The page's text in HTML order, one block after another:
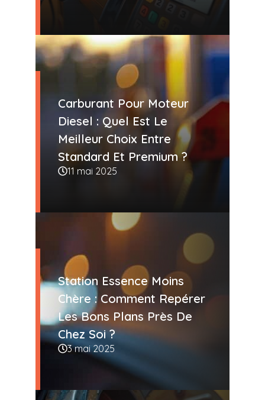
Carburant Pour Moteur
Diesel : Quel Est Le
Meilleur Choix Entre
Standard Et Premium ?
11 mai 2025
Station Essence Moins
Chère : Comment Repérer
Les Bons Plans Près De
Chez Soi ?
3 mai 2025